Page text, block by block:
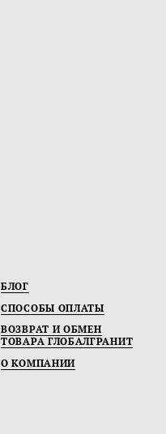
БЛОГ
СПОСОБЫ ОПЛАТЫ
ВОЗВРАТ И ОБМЕН
ТОВАРА ГЛОБАЛГРАНИТ
О КОМПАНИИ